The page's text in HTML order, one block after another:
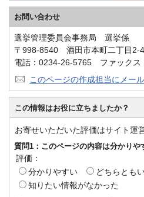
お問い合わせ
選挙管理委員会事務局 選挙係
〒998-8540 酒田市本町二丁目2-
電話：0234-26-5765 ファックス
このページの作成担当にメー
この情報はお役に立ちましたか？
お寄せいただいた評価はサイト運
質問1：このページの内容は分かりや
評価：
分かりやすい
どちらとも
知りたい情報がなかった